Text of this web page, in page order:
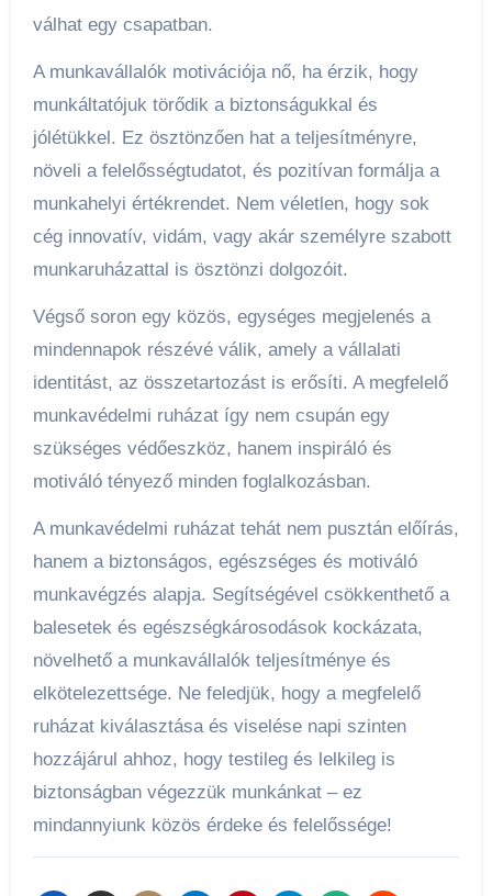
válhat egy csapatban.
A munkavállalók motivációja nő, ha érzik, hogy
munkáltatójuk törődik a biztonságukkal és
jólétükkel. Ez ösztönzően hat a teljesítményre,
növeli a felelősségtudatot, és pozitívan formálja a
munkahelyi értékrendet. Nem véletlen, hogy sok
cég innovatív, vidám, vagy akár személyre szabott
munkaruházattal is ösztönzi dolgozóit.
Végső soron egy közös, egységes megjelenés a
mindennapok részévé válik, amely a vállalati
identitást, az összetartozást is erősíti. A megfelelő
munkavédelmi ruházat így nem csupán egy
szükséges védőeszköz, hanem inspiráló és
motiváló tényező minden foglalkozásban.
A munkavédelmi ruházat tehát nem pusztán előírás,
hanem a biztonságos, egészséges és motiváló
munkavégzés alapja. Segítségével csökkenthető a
balesetek és egészségkárosodások kockázata,
növelhető a munkavállalók teljesítménye és
elkötelezettsége. Ne feledjük, hogy a megfelelő
ruházat kiválasztása és viselése napi szinten
hozzájárul ahhoz, hogy testileg és lelkileg is
biztonságban végezzük munkánkat – ez
mindannyiunk közös érdeke és felelőssége!